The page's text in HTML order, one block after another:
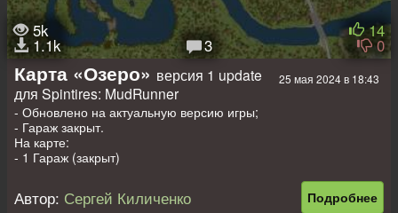
5k
1.1k 3
14
0
25 мая 2024 в 18:43
Карта «Озеро» версия 1 update
для Spintires: MudRunner
- Обновлено на актуальную версию игры;
- Гараж закрыт.
На карте:
- 1 Гараж (закрыт)
- 2 Точки погрузки
Подробнее
Автор: Сергей Киличенко